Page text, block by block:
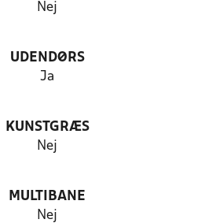
Nej
UDENDØRS
Ja
KUNSTGRÆS
Nej
MULTIBANE
Nej